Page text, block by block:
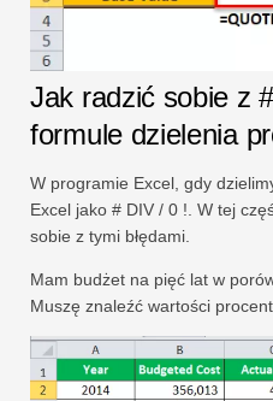
Jak radzić sobie z
formule dzielenia
W programie Excel, gdy
Excel jako # DIV / 0 !. W tej
sobie z tymi błędami.
Mam budżet na pięć lat w
Muszę znaleźć wartości